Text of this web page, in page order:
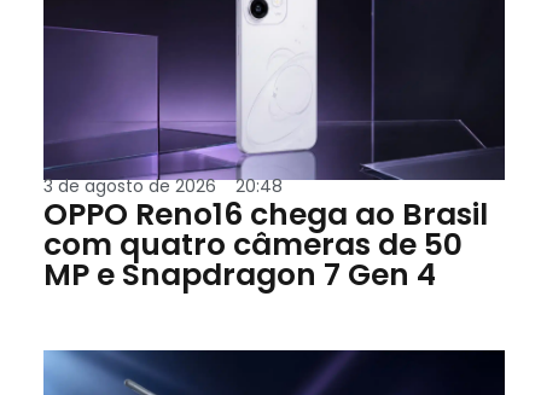
3 de agosto de 2026 20:48
OPPO Reno16 chega ao Brasil
com quatro câmeras de 50
MP e Snapdragon 7 Gen 4